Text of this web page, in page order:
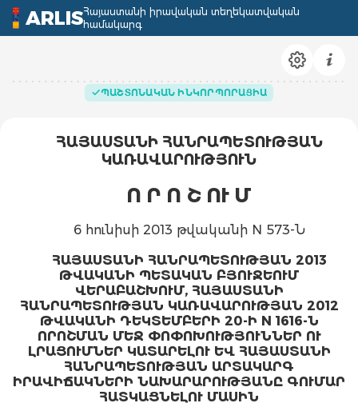
ARLISՀայաստանի իրավական տեղեկատվական
համակարգ
ՊԱՇՏՈՆԱԿԱՆ ԻՆԿՈՐՊՈՐԱՑԻԱ
ՀԱՅԱՍՏԱՆԻ ՀԱՆՐԱՊԵՏՈՒԹՅԱՆ
ԿԱՌԱՎԱՐՈՒԹՅՈՒՆ
Ո Ր Ո Շ ՈՒ Մ
6 հունիսի 2013 թվականի N 573-Ն
ՀԱՅԱՍՏԱՆԻ ՀԱՆՐԱՊԵՏՈՒԹՅԱՆ 2013
ԹՎԱԿԱՆԻ ՊԵՏԱԿԱՆ ԲՅՈՒՋԵՈՒՄ
ՎԵՐԱԲԱՇԽՈՒՄ, ՀԱՅԱՍՏԱՆԻ
ՀԱՆՐԱՊԵՏՈՒԹՅԱՆ ԿԱՌԱՎԱՐՈՒԹՅԱՆ 2012
ԹՎԱԿԱՆԻ ԴԵԿՏԵՄԲԵՐԻ 20-Ի N 1616-Ն
ՈՐՈՇՄԱՆ ՄԵՋ ՓՈՓՈԽՈՒԹՅՈՒՆՆԵՐ ՈՒ
ԼՐԱՑՈՒՄՆԵՐ ԿԱՏԱՐԵԼՈՒ ԵՎ ՀԱՅԱՍՏԱՆԻ
ՀԱՆՐԱՊԵՏՈՒԹՅԱՆ ԱՐՏԱԿԱՐԳ
ԻՐԱՎԻՃԱԿՆԵՐԻ ՆԱԽԱՐԱՐՈՒԹՅԱՆԸ ԳՈՒՄԱՐ
ՀԱՏԿԱՑՆԵԼՈՒ ՄԱՍԻՆ